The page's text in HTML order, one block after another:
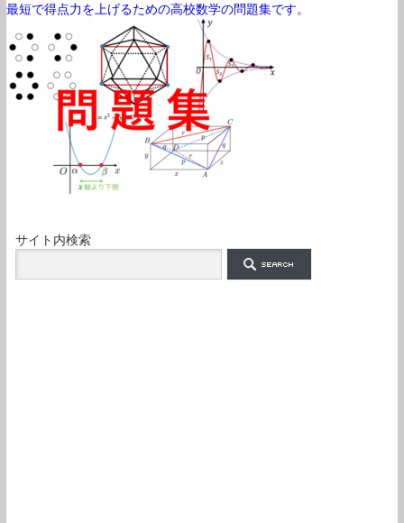
最短で得点力を上げるための高校数学の問題集です。
サイト内検索